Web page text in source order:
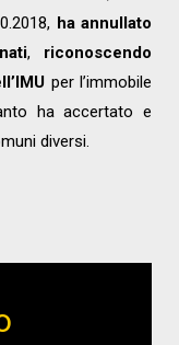
ha annullato
, riconoscendo
per l’immobile
ha accertato e
diversi.